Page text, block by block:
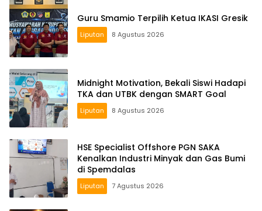
Guru Smamio Terpilih Ketua IKASI Gresik
Liputan 8 Agustus 2026
Midnight Motivation, Bekali Siswi Hadapi
TKA dan UTBK dengan SMART Goal
Liputan 8 Agustus 2026
HSE Specialist Offshore PGN SAKA
Kenalkan Industri Minyak dan Gas Bumi
di Spemdalas
Liputan 7 Agustus 2026